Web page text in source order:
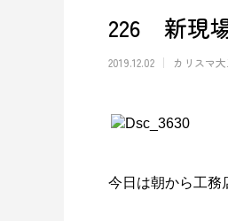
226 新現
2019.12.02 カリスマ大
今日は朝から工務